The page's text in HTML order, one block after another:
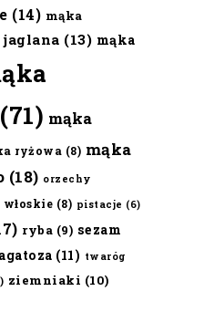
(14) mąka
jaglana (13) mąka
(71) mąka
ryżowa (8) mąka
(18) orzechy
(8) pistacje (6)
ryba (9) sezam
(11) twaróg
ziemniaki (10)